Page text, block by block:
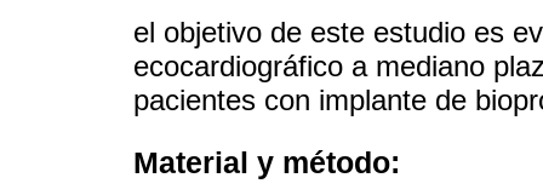
el objetivo de este estudio es
ecocardiográfico a mediano
pacientes con implante de
Material y método: